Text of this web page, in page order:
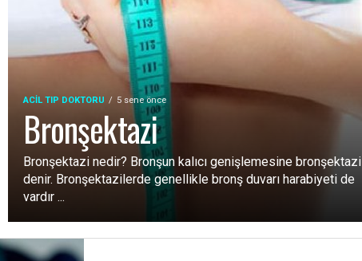
ACIL TIP DOKTORU 5 sene önce
Bronşektazi
Bronşektazi nedir? Bronşun kalıcı genişlemesine bronşektazi
denir. Bronşektazilerde genellikle bronş duvarı harabiyeti de
vardır ...